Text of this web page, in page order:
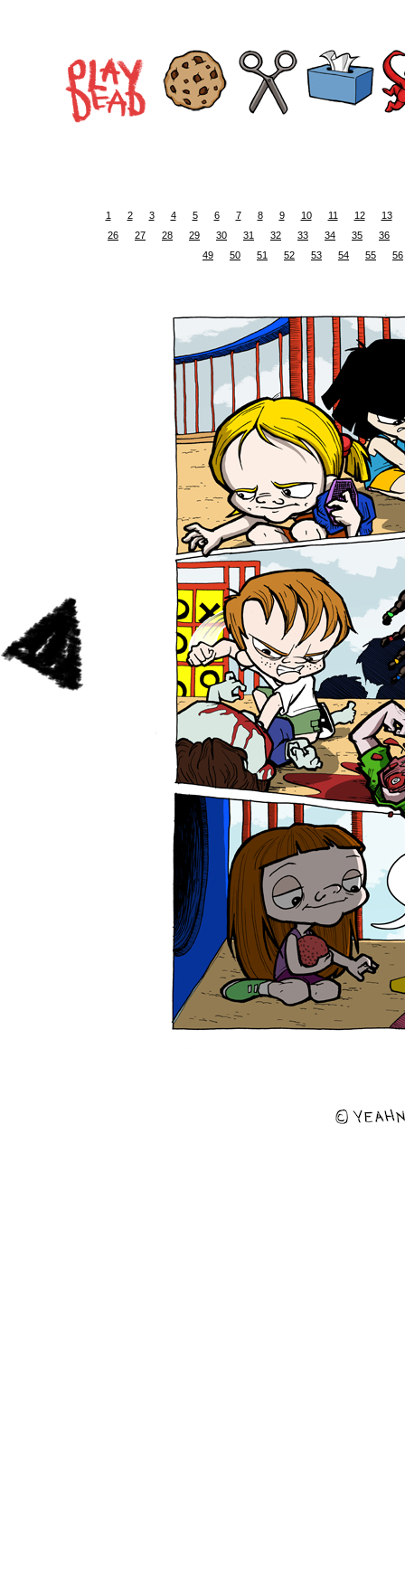
1 2 3 4 5 6 7 8 9 10 11 12
13
26
27 28 29 30 31 32 33 34 35
36
49
50 51 52 53 54 55 56